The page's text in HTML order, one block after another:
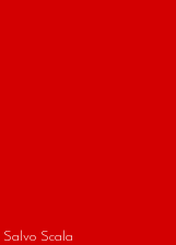
Salvo Scala